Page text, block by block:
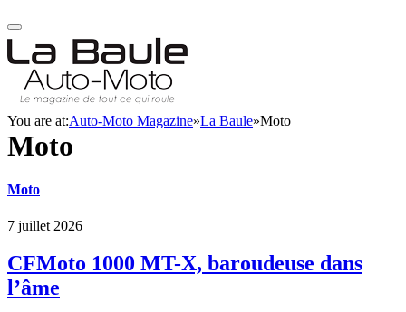
You are at:Auto-Moto Magazine»La Baule»Moto
Moto
Moto
7 juillet 2026
CFMoto 1000 MT-X, baroudeuse dans
l’âme